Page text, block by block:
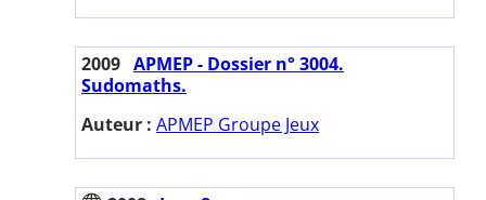
2009 APMEP - Dossier n° 3004.
Sudomaths.
Auteur : APMEP Groupe Jeux